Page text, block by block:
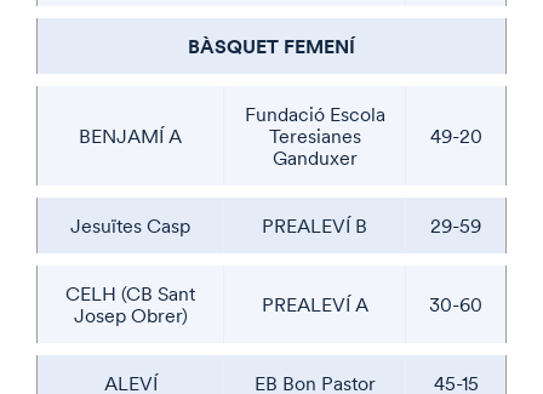
BÀSQUET FEMENÍ
BENJAMÍ A
Fundació Escola
Teresianes
Ganduxer
49-20
Jesuïtes Casp PREALEVÍ B 29-59
CELH (CB Sant
Josep Obrer)
PREALEVÍ A 30-60
ALEVÍ EB Bon Pastor 45-15